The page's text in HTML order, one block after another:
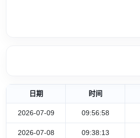
日期 时间
2026-07-09 09:56:58
2026-07-08 09:38:13